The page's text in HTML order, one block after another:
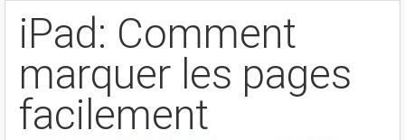
iPad: Comment
marquer les pages
facilement